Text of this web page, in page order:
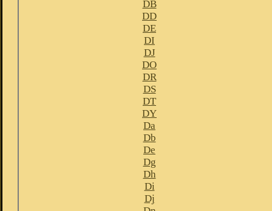
DB
DD
DE
DI
DJ
DO
DR
DS
DT
DY
Da
Db
De
Dg
Dh
Di
Dj